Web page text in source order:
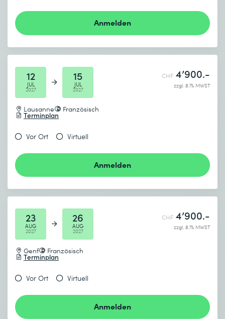
Anmelden
12
JUL
2027
15
JUL
2027
Lausanne Französisch
Terminplan
CHF 4’900.-
zzgl. 8.1% MWST
Vor Ort Virtuell
Anmelden
23
AUG
2027
26
AUG
2027
Genf Französisch
Terminplan
CHF 4’900.-
zzgl. 8.1% MWST
Vor Ort Virtuell
Anmelden